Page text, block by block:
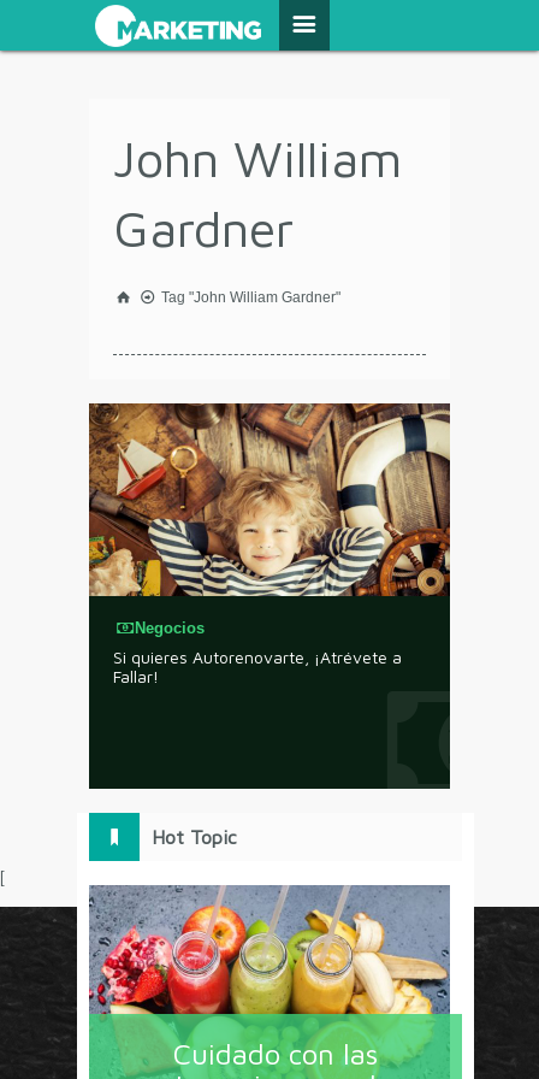
John William
Gardner
Tag "John William Gardner"
Negocios
Si quieres Autorenovarte, ¡Atrévete a
Fallar!
Hot Topic
Cuidado con las
[
Circulo Marketing concentra lo último en estrategias,
herramientas y tendencias con un enfoque en México
y América Latina. La revista contiene lo imprescindible